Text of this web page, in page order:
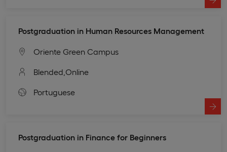
Postgraduation in Human Resources Management
Oriente Green Campus
Blended, Online
Portuguese
Postgraduation in Finance for Beginners